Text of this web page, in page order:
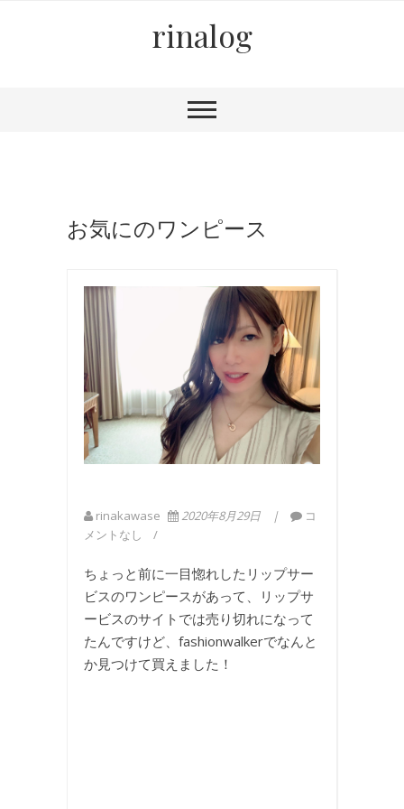
rinalog
お気にのワンピース
rinakawase 2020年8月29日
コ
メントなし
ちょっと前に一目惚れしたリップサー
ビスのワンピースがあって、リップサ
ービスのサイトでは売り切れになって
たんですけど、fashionwalkerでなんと
か見つけて買えました！